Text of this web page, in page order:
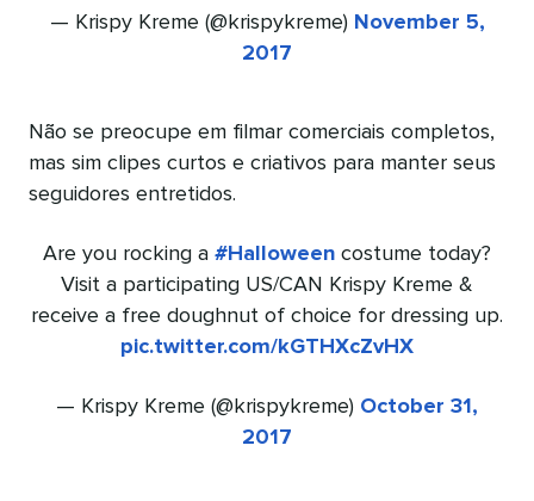
— Krispy Kreme (@krispykreme) November 5,
2017
Não se preocupe em filmar comerciais completos,
mas sim clipes curtos e criativos para manter seus
seguidores entretidos.
Are you rocking a #Halloween costume today?
Visit a participating US/CAN Krispy Kreme &
receive a free doughnut of choice for dressing up.
pic.twitter.com/kGTHXcZvHX
— Krispy Kreme (@krispykreme) October 31,
2017